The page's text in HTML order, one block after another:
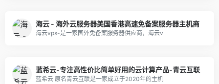
海云 - 海外云服务器美国香港高速免备案服务器主机商
海云vps-是一家国外免备案服务器供应商，海云v
蓝希云-专注高性价比简单好用的云计算产品-青云互联
蓝希云 原名青云互联是一家成立于2020年的主机